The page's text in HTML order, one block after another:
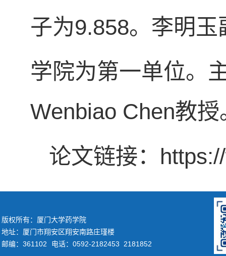
子为9.858。李明玉
学院为第一单位。
Wenbiao Chen教授
论文链接：
版权所有：厦门大学药学院
地址：厦门市翔安区翔安南路庄瑾楼
邮编：361102
电话：0592-2182453 2181852